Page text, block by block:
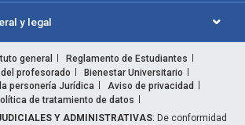
y legal
general
Reglamento de Estudiantes
profesorado
Bienestar Universitario
personería Jurídica
Aviso de privacidad
de tratamiento de datos
Y ADMINISTRATIVAS: De conformidad